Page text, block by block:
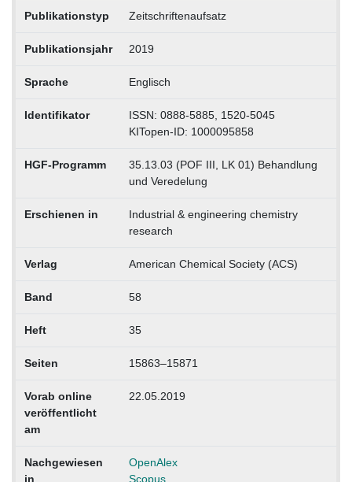
Publikationstyp Zeitschriftenaufsatz
Publikationsjahr 2019
Sprache Englisch
Identifikator
ISSN: 0888-5885, 1520-5045
KITopen-ID: 1000095858
HGF-Programm
35.13.03 (POF III, LK 01) Behandlung
und Veredelung
Erschienen in
Industrial & engineering chemistry
research
Verlag American Chemical Society (ACS)
Band 58
Heft 35
Seiten 15863–15871
Vorab online
veröffentlicht
am
22.05.2019
Nachgewiesen
in
OpenAlex
Scopus